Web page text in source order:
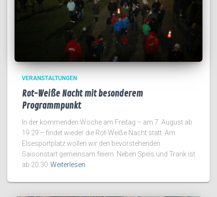
VERANSTALTUNGEN
Rot-Weiße Nacht mit besonderem
Programmpunkt
In der kommenden Woche am Freitag – am 7. August ab
19.29 – findet wieder die Rot-Weiße Nacht statt. Am
Elsesportplatz wollen wir den bevorstehenden
Saisonstart gemeinsam feiern. Neben Speis und Trank ist
ab 20.30 Weiterlesen